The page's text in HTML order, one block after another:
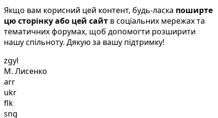
Якщо вам корисний цей контент, будь-ласка поширте
цю сторінку або цей сайт в соціальних мережах та
тематичних форумах, щоб допомогти розширити
нашу спільноту. Дякую за вашу підтримку!
zgyl
М. Лисенко
arr
ukr
flk
sng